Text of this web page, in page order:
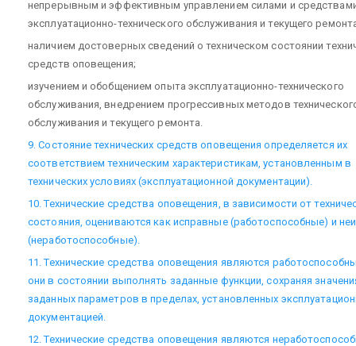
непрерывным и эффективным управлением силами и
эксплуатационно-технического обслуживания и текущего
наличием достоверных сведений о техническом состоянии
средств оповещения;
изучением и обобщением опыта эксплуатационно-технического
обслуживания, внедрением прогрессивных методов
обслуживания и текущего ремонта.
9. Состояние технических средств оповещения определяется их
соответствием техническим характеристикам, установленным в
технических условиях (эксплуатационной документации).
10. Технические средства оповещения, в зависимости от
состояния, оцениваются как исправные (работоспособные) и
(неработоспособные).
11. Технические средства оповещения являются
они в состоянии выполнять заданные функции, сохраняя
заданных параметров в пределах, установленных
документацией.
12. Технические средства оповещения являются